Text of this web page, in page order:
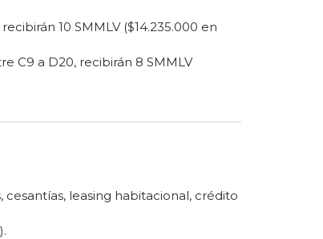
10 SMMLV ($14.235.000 en
C9 a D20, recibirán 8 SMMLV
leasing habitacional, crédito